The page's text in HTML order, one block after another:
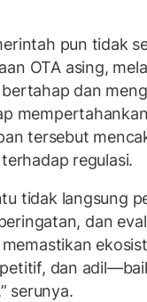
pun tidak
OTA asing,
dan
tersebut
regulasi.
tidak langsung
dan
dan
serunya.